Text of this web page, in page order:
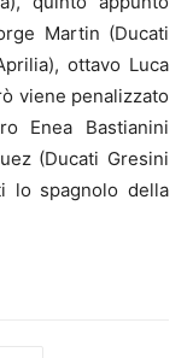
Martin (Ducati
ottavo Luca
viene penalizzato
Enea Bastianini
(Ducati Gresini
lo spagnolo della